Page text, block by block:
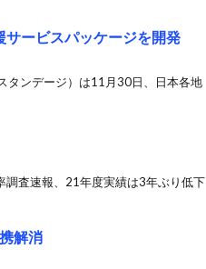
サービスパッケージを開発
タンデージ）は11月30日、日本各地
調査速報、21年度実績は3年ぶり低下
解消